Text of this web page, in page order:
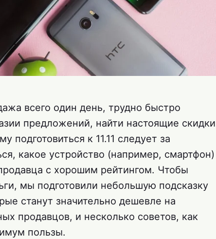
всего один день, трудно быстро
предложений, найти настоящие скидки
подготовиться к 11.11 следует за
какое устройство (например, смартфон)
с хорошим рейтингом. Чтобы
мы подготовили небольшую подсказку
станут значительно дешевле на
продавцов, и несколько советов, как
пользы.